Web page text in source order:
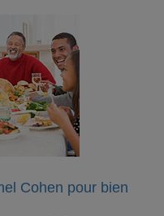
Cohen pour bien